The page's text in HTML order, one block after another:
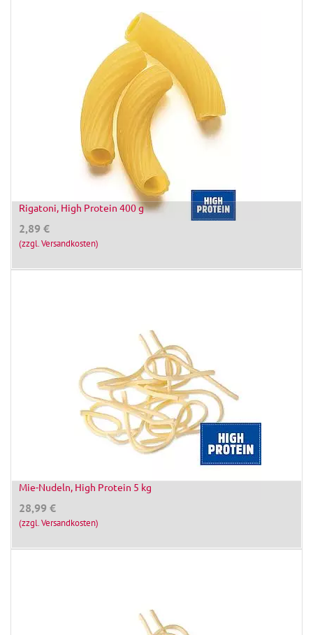
Rigatoni, High Protein 400 g
2,89 €
(zzgl. Versandkosten)
Mie-Nudeln, High Protein 5 kg
28,99 €
(zzgl. Versandkosten)